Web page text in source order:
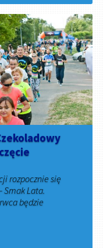
rozpocznie się
Smak Lata.
będzie